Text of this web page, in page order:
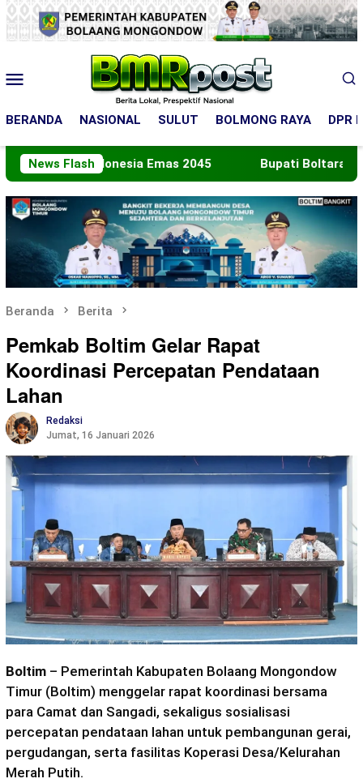
Loncat
ke
konten
Mobile
BERANDA NASIONAL SULUT BOLMONG RAYA DPR
News Flash
Indonesia Emas 2045 Bupati Boltara Lepas
Beranda Berita
Pemkab Boltim Gelar Rapat
Koordinasi Percepatan Pendataan
Lahan
Redaksi
Jumat, 16 Januari 2026
Boltim – Pemerintah Kabupaten Bolaang Mongondow
Timur (Boltim) menggelar rapat koordinasi bersama
para Camat dan Sangadi, sekaligus sosialisasi
percepatan pendataan lahan untuk pembangunan gerai,
pergudangan, serta fasilitas Koperasi Desa/Kelurahan
Merah Putih.